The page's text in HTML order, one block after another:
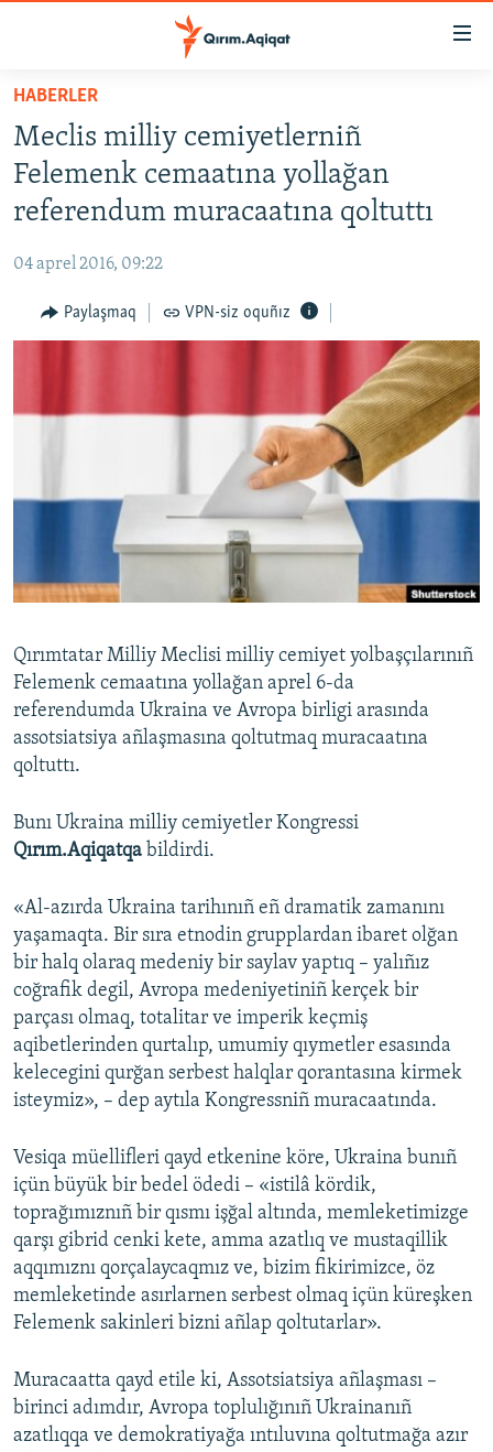
Esas
qaytmaq
Baş
navigatsiyağa
qaytmaq
Qıdıruvğa
qaytmaq
HABERLER
SİYASET
İQTİSADİYAT
MEDENİYET
İNSAN AQLARI
RFE/RS bütün saytları
HABERLER
Meclis milliy cemiyetlerniñ
Felemenk cemaatına yollağan
referendum muracaatına qoltuttı
04 aprel 2016, 09:22
Paylaşmaq VPN-siz oquñız
Qırımtatar Milliy Meclisi milliy cemiyet yolbaşçılarınıñ
Felemenk cemaatına yollağan aprel 6-da
referendumda Ukraina ve Avropa birligi arasında
assotsiatsiya añlaşmasına qoltutmaq muracaatına
qoltuttı.
Bunı Ukraina milliy cemiyetler Kongressi
Qırım.Aqiqatqa bildirdi.
«Al-azırda Ukraina tarihınıñ eñ dramatik zamanını
yaşamaqta. Bir sıra etnodin grupplardan ibaret olğan
bir halq olaraq medeniy bir saylav yaptıq – yalıñız
coğrafik degil, Avropa medeniyetiniñ kerçek bir
parçası olmaq, totalitar ve imperik keçmiş
aqibetlerinden qurtalıp, umumiy qıymetler esasında
kelecegini qurğan serbest halqlar qorantasına kirmek
isteymiz», – dep aytıla Kongressniñ muracaatında.
Vesiqa müellifleri qayd etkenine köre, Ukraina bunıñ
içün büyük bir bedel ödedi – «istilâ kördik,
toprağımıznıñ bir qısmı işğal altında, memleketimizge
qarşı gibrid cenki kete, amma azatlıq ve mustaqillik
aqqımıznı qorçalaycaqmız ve, bizim fikirimizce, öz
memleketinde asırlarnen serbest olmaq içün küreşken
Felemenk sakinleri bizni añlap qoltutarlar».
Muracaatta qayd etile ki, Assotsiatsiya añlaşması –
birinci adımdır, Avropa toplulığınıñ Ukrainanıñ
azatlıqqa ve demokratiyağa ıntıluvına qoltutmağa azır